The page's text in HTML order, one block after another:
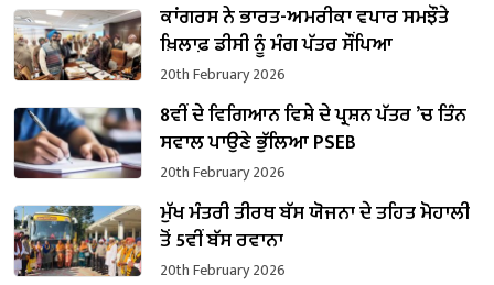
ਕਾਂਗਰਸ ਨੇ ਭਾਰਤ-ਅਮਰੀਕਾ ਵਪਾਰ ਸਮਝੌਤੇ
ਖ਼ਿਲਾਫ਼ ਡੀਸੀ ਨੂੰ ਮੰਗ ਪੱਤਰ ਸੌਂਪਿਆ
20th February 2026
8ਵੀਂ ਦੇ ਵਿਗਿਆਨ ਵਿਸ਼ੇ ਦੇ ਪ੍ਰਸ਼ਨ ਪੱਤਰ ’ਚ ਤਿੰਨ
ਸਵਾਲ ਪਾਉਣੇ ਭੁੱਲਿਆ PSEB
20th February 2026
ਮੁੱਖ ਮੰਤਰੀ ਤੀਰਥ ਬੱਸ ਯੋਜਨਾ ਦੇ ਤਹਿਤ ਮੋਹਾਲੀ
ਤੋਂ 5ਵੀਂ ਬੱਸ ਰਵਾਨਾ
20th February 2026